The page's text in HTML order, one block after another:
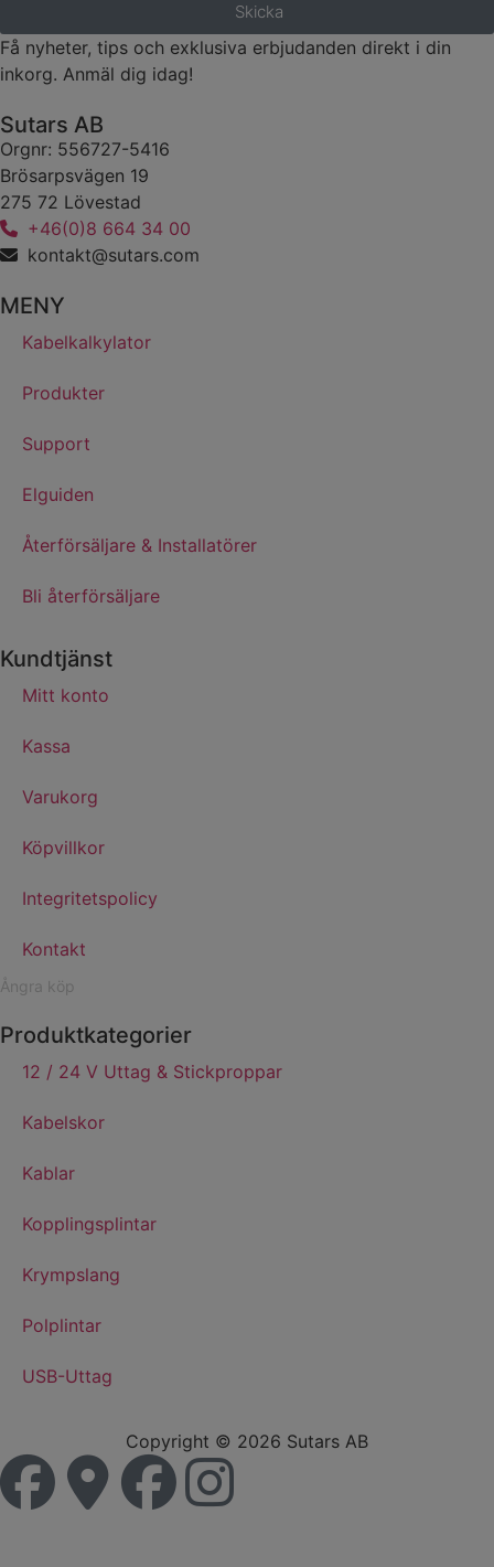
Skicka
Få nyheter, tips och exklusiva erbjudanden direkt i din
inkorg. Anmäl dig idag!
Sutars AB
Orgnr: 556727-5416
Brösarpsvägen 19
275 72 Lövestad
+46(0)8 664 34 00
kontakt@sutars.com
MENY
Kabelkalkylator
Produkter
Support
Elguiden
Återförsäljare & Installatörer
Bli återförsäljare
Kundtjänst
Mitt konto
Kassa
Varukorg
Köpvillkor
Integritetspolicy
Kontakt
Ångra köp
Produktkategorier
12 / 24 V Uttag & Stickproppar
Kabelskor
Kablar
Kopplingsplintar
Krympslang
Polplintar
USB-Uttag
Copyright © 2026 Sutars AB